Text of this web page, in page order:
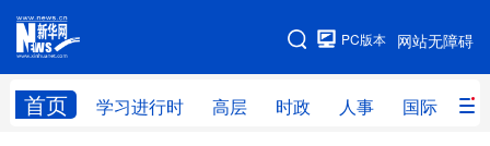
网站无障碍
PC版本
首页 学习进行时 高层 时政 人事 国际 财
网站地图